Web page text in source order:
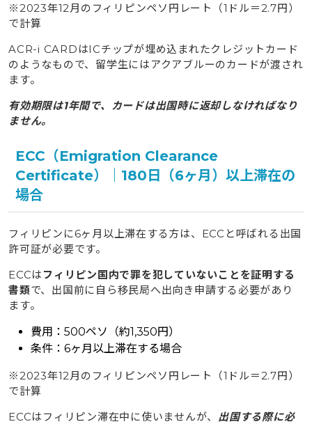
※2023年12月のフィリピンペソ円レート（1ドル＝2.7円）
で計算
ACR-i CARDはICチップが埋め込まれたクレジットカード
のようなもので、留学生にはアクアブルーのカードが渡され
ます。
有効期限は1年間で、カードは出国時に返却しなければなり
ません。
ECC（Emigration Clearance
Certificate）｜180日（6ヶ月）以上滞在の
場合
フィリピンに6ヶ月以上滞在する方は、ECCと呼ばれる出国
許可証が必要です。
ECCは フィリピン国内で罪を犯していないことを証明する
書類で、出国前に自ら移民局へ出向き申請する必要があり
ます。
費用：500ペソ（約1,350円）
条件：6ヶ月以上滞在する場合
※2023年12月のフィリピンペソ円レート（1ドル＝2.7円）
で計算
ECCはフィリピン滞在中に使いませんが、
出国する際に必